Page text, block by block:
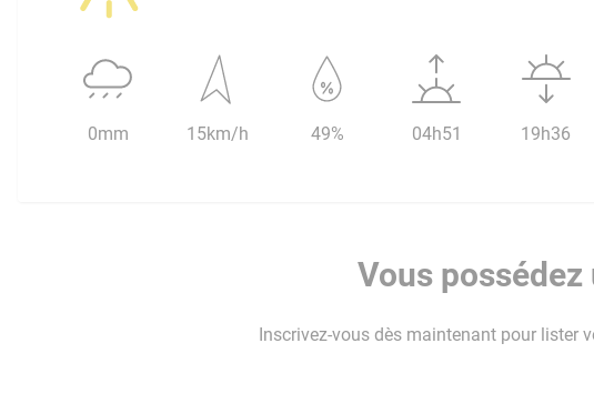
0mm 15km/h 49% 04h51 19h36
Vous
Inscrivez-vous dès maintenant pour lister